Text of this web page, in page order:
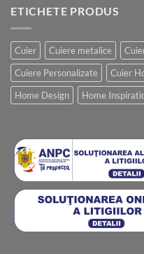
ETICHETE PRODUS
Cuier Cuiere metalice
Cuiere Personalizate
Cuier
Home Design
Home